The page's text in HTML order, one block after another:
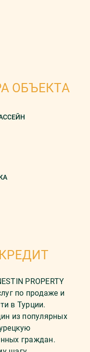
ОБЪЕКТА
PROPERTY
по продаже и
в Турции.
из популярных
граждан.